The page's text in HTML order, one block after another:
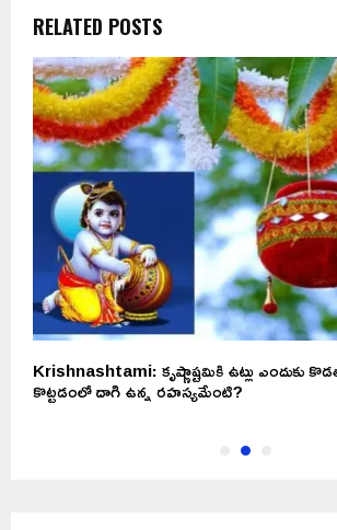
RELATED POSTS
Krishnashtami: కృష్ణాష్టమికి ఉట్లు ఎందుకు
కొట్టడంలో దాగి ఉన్న రహస్యమేంటి?